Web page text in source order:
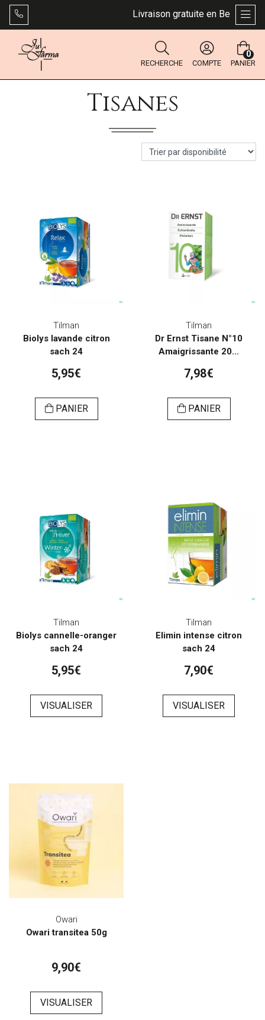
Livraison gratuite en Belgique
RECHERCHE COMPTE PANIER
0
Tisanes
Tilman
Biolys lavande citron
sach 24
5,95€
PANIER
Tilman
Dr Ernst Tisane N°10
Amaigrissante 20...
7,98€
PANIER
Tilman
Biolys cannelle-oranger
sach 24
5,95€
VISUALISER
Tilman
Elimin intense citron
sach 24
7,90€
VISUALISER
Owari
Owari transitea 50g
9,90€
VISUALISER